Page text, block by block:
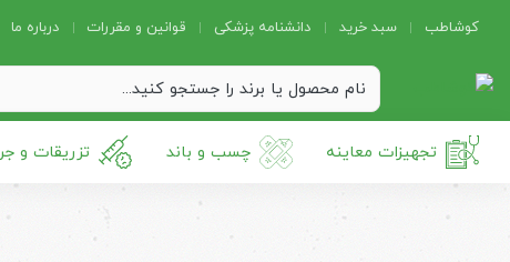
کوشاطب سبد خرید دانشنامه پزشکی قوانین و مقررات درباره ما
تجهیزات معاینه چسب و باند تزریقات و